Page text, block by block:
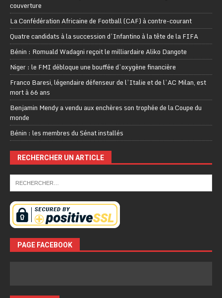
couverture
La Confédération Africaine de Football (CAF) à contre-courant
Quatre candidats à la succession d’Infantino à la tête de la FIFA
Bénin : Romuald Wadagni reçoit le milliardaire Aliko Dangote
Niger : le FMI débloque une bouffée d’oxygène financière
Franco Baresi, légendaire défenseur de l’Italie et de l’AC Milan, est
mort à 66 ans
Benjamin Mendy a vendu aux enchères son trophée de la Coupe du
monde
Bénin : les membres du Sénat installés
RECHERCHER UN ARTICLE
PAGE FACEBOOK